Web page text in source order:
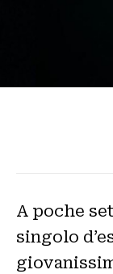
A poche
singolo